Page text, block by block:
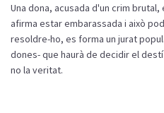
Una dona, acusada d'un crim brutal,
afirma estarembarassada i això
resoldre-ho, es forma un jurat
dones- que haurà de decidir eldestí
no la veritat.